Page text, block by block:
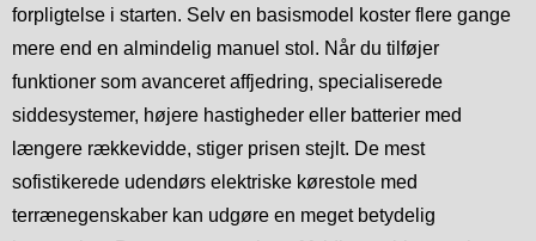
forpligtelse i starten. Selv en basismodel koster flere gange
mere end en almindelig manuel stol. Når du tilføjer
funktioner som avanceret affjedring, specialiserede
siddesystemer, højere hastigheder eller batterier med
længere rækkevidde, stiger prisen stejlt. De mest
sofistikerede udendørs elektriske kørestole med
terrænegenskaber kan udgøre en meget betydelig